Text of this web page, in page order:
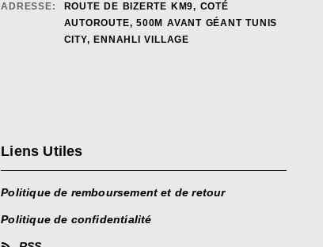
ADRESSE:
ROUTE DE BIZERTE KM9, COTÉ
AUTOROUTE, 500M AVANT GÉANT TUNIS
CITY, ENNAHLI VILLAGE
Liens Utiles
Politique de remboursement et de retour
Politique de confidentialité